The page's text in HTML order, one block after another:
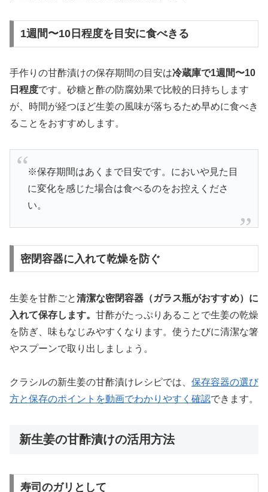
1週間〜10日程度を目安に食べきる
手作りの甘酢漬けの保存期間の目安は冷蔵庫で1週間〜10
日程度です。砂糖と酢の防腐効果で比較的日持ちします
が、時間が経つほど生姜の風味が落ちるため早めに食べき
ることをおすすめします。
※保存期間はあくまで目安です。においや見た目
に変化を感じた場合は食べるのをお控えくださ
い。
密閉容器に入れて乾燥を防ぐ
生姜を甘酢ごと清潔な密閉容器（ガラス瓶がおすすめ）に
入れて保存します。 甘酢がたっぷりあることで生姜の乾燥
を防ぎ、味もなじみやすくなります。使うたびに清潔な箸
やスプーンで取り出しましょう。
クラシルの新生姜の甘酢漬けレシピでは、 保存容器の選び
方と保存のポイントを動画でわかりやすく確認できます。
新生姜の甘酢漬けの活用方法
寿司のガリとして